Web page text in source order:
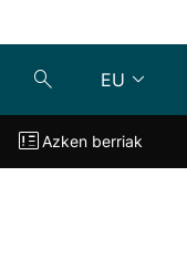
EU
Zuzenean
Azken berriak